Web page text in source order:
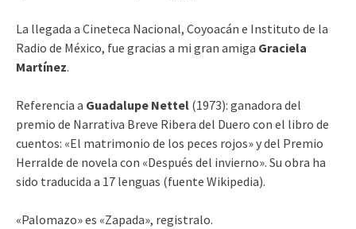
La llegada a Cineteca Nacional, Coyoacán e Instituto de la
Radio de México, fue gracias a mi gran amiga Graciela
Martínez.
Referencia a Guadalupe Nettel (1973): ganadora del
premio de Narrativa Breve Ribera del Duero con el libro de
cuentos: «El matrimonio de los peces rojos» y del Premio
Herralde de novela con «Después del invierno». Su obra ha
sido traducida a 17 lenguas (fuente Wikipedia).
«Palomazo» es «Zapada», registralo.